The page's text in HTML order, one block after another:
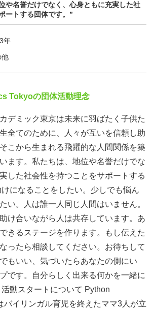
や名誉だけでなく、心身ともに充実した社
ートする団体です。”
年
他
Tokyoの団体活動理念
デミック東京は未来に羽ばたく子供た
全てのために、人々が互いを信頼し助
こから生まれる飛躍的な人間関係を築
ます。私たちは、地位や名誉だけでな
した社会性を持つことをサポートする
になることをしたい。少しでも悩ん
い。人は誰一人同じ人間はいません。
け合いながら人は共存しています。あ
きるステージを作ります。もし伝えた
ったら相談してください。お待ちして
もいい、気づいたらあなたの側にい
です。自分らしく出来る何かを一緒に
動スタートについて Python
バイリンガル育児を終えたママ3人が立